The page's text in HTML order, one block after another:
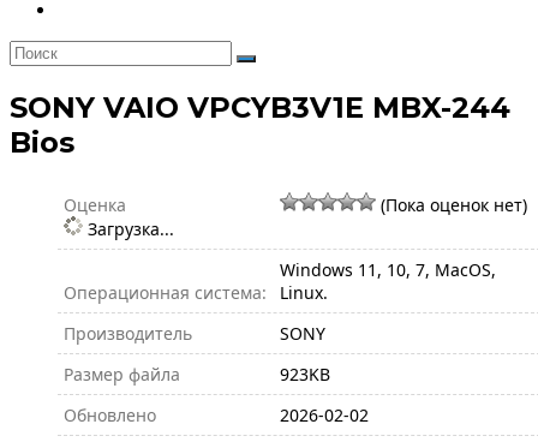
SONY VAIO VPCYB3V1E MBX-244
Bios
Оценка
(Пока оценок нет)
Загрузка...
Операционная система:
Windows 11, 10, 7, MacOS,
Linux.
Производитель
SONY
Размер файла
923KB
Обновлено
2026-02-02